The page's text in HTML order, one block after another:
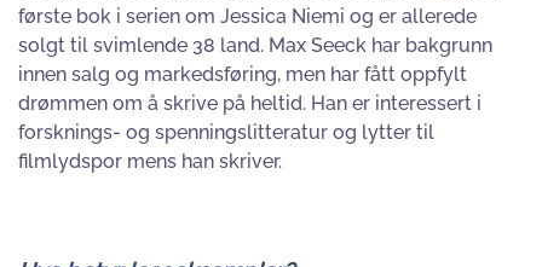
første bok i serien om Jessica Niemi og er allerede
solgt til svimlende 38 land. Max Seeck har bakgrunn
innen salg og markedsføring, men har fått oppfylt
drømmen om å skrive på heltid. Han er interessert i
forsknings- og spenningslitteratur og lytter til
filmlydspor mens han skriver.